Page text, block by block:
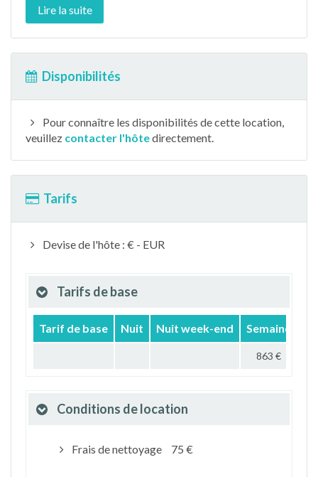
Lire la suite
Disponibilités
Pour connaître les disponibilités de cette location,
veuillez contacter l'hôtedirectement.
Tarifs
Devise de l'hôte : € - EUR
Tarifs de base
Tarif de base Nuit Nuit week-end Semaine
863 €
Conditions de location
Frais de nettoyage 75 €